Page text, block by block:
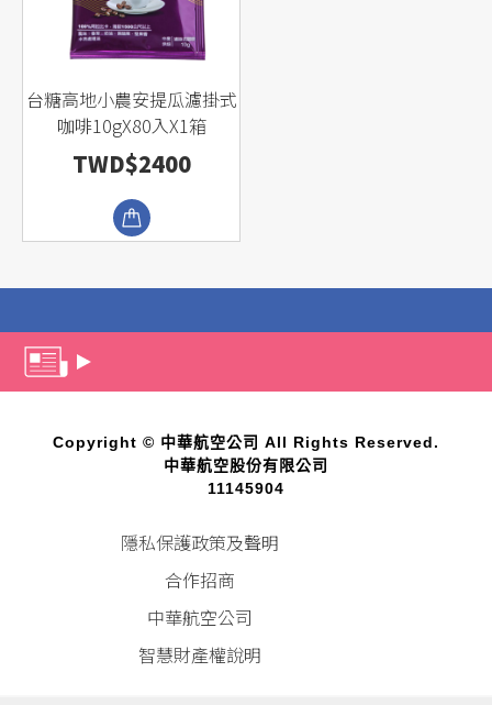
台糖高地小農安提瓜濾掛式
咖啡10gX80入X1箱
TWD$2400
Copyright © 中華航空公司 All Rights Reserved.
中華航空股份有限公司
11145904
隱私保護政策及聲明
合作招商
中華航空公司
智慧財產權說明